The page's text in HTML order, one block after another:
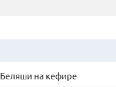
Беляши на кефире